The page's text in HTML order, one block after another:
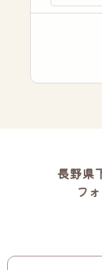
長野県
フ